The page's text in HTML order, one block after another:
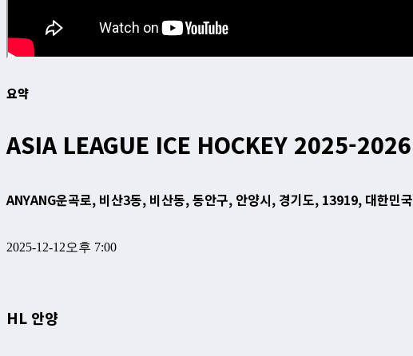
요약
ASIA LEAGUE ICE HOCKEY 2025-2026
ANYANG운곡로, 비산3동, 비산동, 동안구, 안양시, 경기도, 13919, 대한민국
2025-12-12오후 7:00
HL 안양